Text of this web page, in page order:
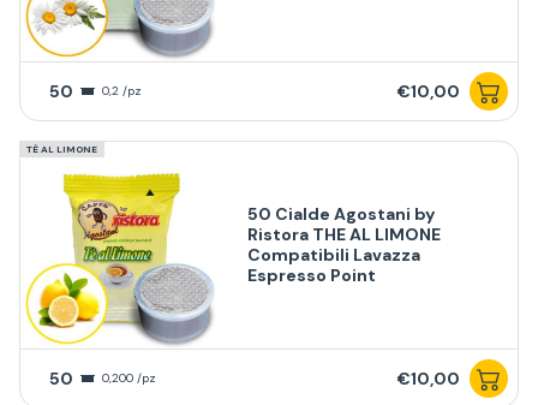
50 0,2 /pz €10,00
TÈ AL LIMONE
50 Cialde Agostani by
Ristora THE AL LIMONE
Compatibili Lavazza
Espresso Point
50 0,200 /pz €10,00